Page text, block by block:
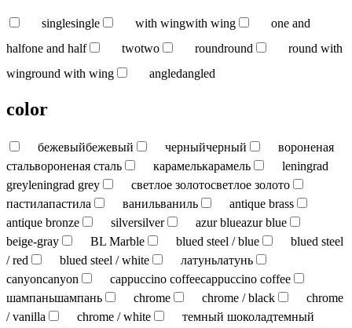
singlesingle with wingwith wing
one and
halfone and half twotwo roundround
round with
winground with wing angledangled
color
бежевыйбежевый черныйчерный
вороненая
стальвороненая сталь карамелькарамель
leningrad
greyleningrad grey светлое золотосветлое золото
пастилапастила ванильваниль
antique brass
antique bronze
silversilver azur blueazur blue
beige-gray
BL Marble blued steel / blue
blued steel
/ red
blued steel / white латуньлатунь
canyoncanyon cappuccino coffeecappuccino coffee
шампаньшампань chrome chrome / black
chrome
/ vanilla
chrome / white темный шоколадтемный